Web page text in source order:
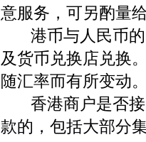
意服务，可另酌量
港币与人民币的
及货币兑换店兑换
随汇率而有所变动
香港商户是否接
款的，包括大部分